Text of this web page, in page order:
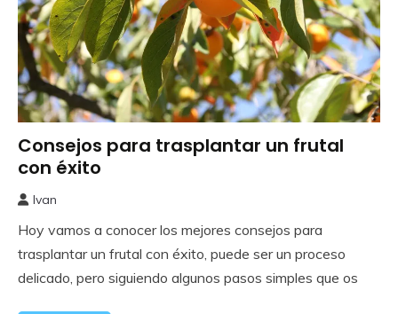
Frutales
Consejos para trasplantar un frutal
con éxito
noviembre,
2023
Ivan
Hoy vamos a conocer los mejores consejos para
trasplantar un frutal con éxito, puede ser un proceso
delicado, pero siguiendo algunos pasos simples que os